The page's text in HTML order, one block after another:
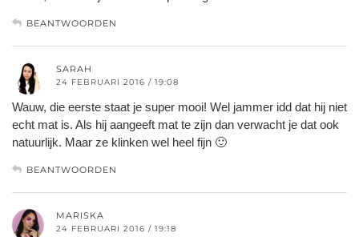
BEANTWOORDEN
SARAH
24 FEBRUARI 2016 / 19:08
Wauw, die eerste staat je super mooi! Wel jammer idd dat hij niet
echt mat is. Als hij aangeeft mat te zijn dan verwacht je dat ook
natuurlijk. Maar ze klinken wel heel fijn 🙂
BEANTWOORDEN
MARISKA
24 FEBRUARI 2016 / 19:18